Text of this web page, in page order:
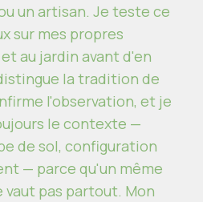
un artisan. Je teste ce
sur mes propres
au jardin avant d'en
la tradition de
l'observation, et je
le contexte —
de sol, configuration
— parce qu'un même
vaut pas partout. Mon